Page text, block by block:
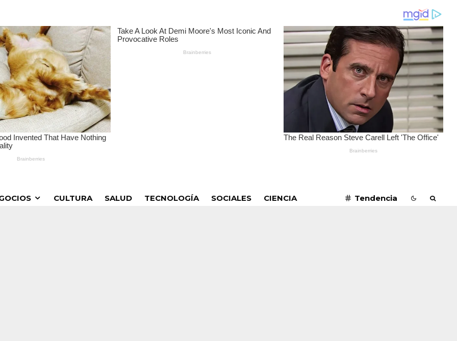
CULTURA SALUD TECNOLOGÍA SOCIALES CIENCIA Tendencia